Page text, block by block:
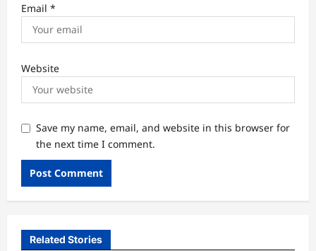
Email *
Website
Save my name, email, and website in this browser for
the next time I comment.
Related Stories